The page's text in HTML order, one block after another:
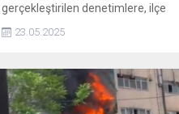
gerçekleştirilen denetimlere, ilçe
emniyet müdürlükleri, Asayiş, Özel
Harekat ve Trafik Denetleme şube
Uygulama noktalarında durdurulan
araçlar detaylı ...
23.05.2025